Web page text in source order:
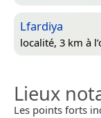
Lfardiya
localité, 3 km à
Lieux
Les points forts